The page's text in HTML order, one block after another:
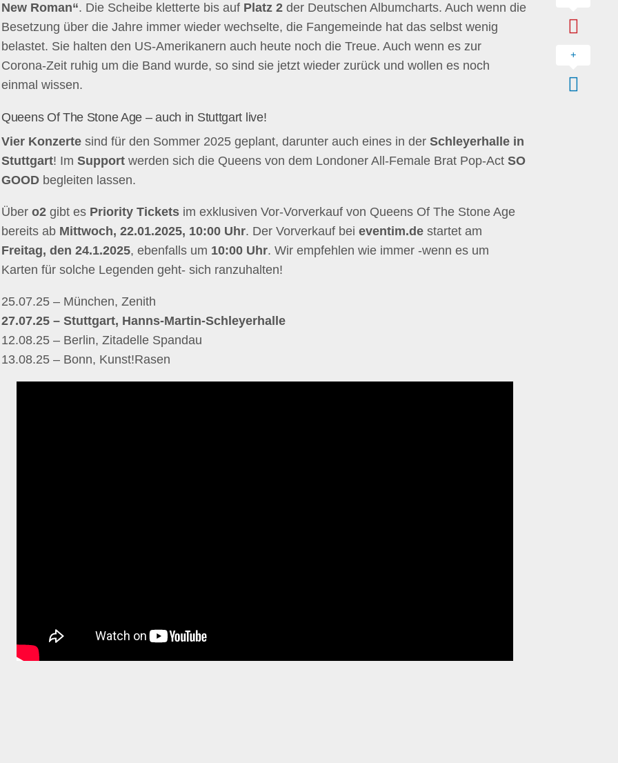
New Roman“. Die Scheibe kletterte bis auf Platz 2 der Deutschen Albumcharts. Auch wenn die
Besetzung über die Jahre immer wieder wechselte, die Fangemeinde hat das selbst wenig
belastet. Sie halten den US-Amerikanern auch heute noch die Treue. Auch wenn es zur
Corona-Zeit ruhig um die Band wurde, so sind sie jetzt wieder zurück und wollen es noch
einmal wissen.
Queens Of The Stone Age – auch in Stuttgart live!
Vier Konzerte sind für den Sommer 2025 geplant, darunter auch eines in der Schleyerhalle in
Stuttgart! Im Support werden sich die Queens von dem Londoner All-Female Brat Pop-Act SO
GOOD begleiten lassen.
Über o2 gibt es Priority Tickets im exklusiven Vor-Vorverkauf von Queens Of The Stone Age
bereits ab Mittwoch, 22.01.2025, 10:00 Uhr. Der Vorverkauf bei eventim.de startet am
Freitag, den 24.1.2025, ebenfalls um 10:00 Uhr. Wir empfehlen wie immer -wenn es um
Karten für solche Legenden geht- sich ranzuhalten!
25.07.25 – München, Zenith
27.07.25 – Stuttgart, Hanns-Martin-Schleyerhalle
12.08.25 – Berlin, Zitadelle Spandau
13.08.25 – Bonn, Kunst!Rasen